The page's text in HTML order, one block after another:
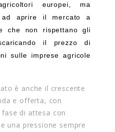
europei, ma
ad aprire il mercato a
che non rispettano gli
il prezzo di
sulle imprese agricole
è anche il crescente
e offerta, con
di attesa con
una pressione sempre